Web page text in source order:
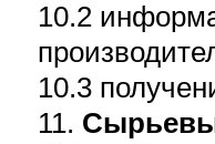
10.2
10.3
11.